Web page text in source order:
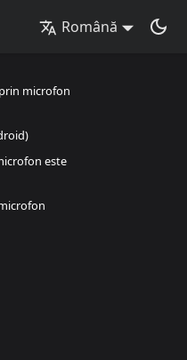
Română
microfon
este